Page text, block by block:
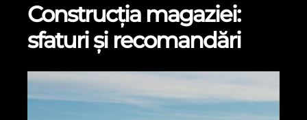
Construcția magaziei:
sfaturi și recomandări